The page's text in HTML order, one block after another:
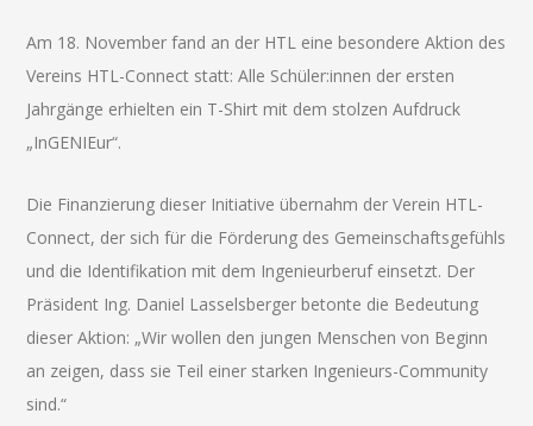
Am 18. November fand an der HTL eine besondere Aktion des
Vereins HTL-Connect statt: Alle Schüler:innen der ersten
Jahrgänge erhielten ein T-Shirt mit dem stolzen Aufdruck
„InGENIEur“.
Die Finanzierung dieser Initiative übernahm der Verein HTL-
Connect, der sich für die Förderung des Gemeinschaftsgefühls
und die Identifikation mit dem Ingenieurberuf einsetzt. Der
Präsident Ing. Daniel Lasselsberger betonte die Bedeutung
dieser Aktion: „Wir wollen den jungen Menschen von Beginn
an zeigen, dass sie Teil einer starken Ingenieurs-Community
sind.“